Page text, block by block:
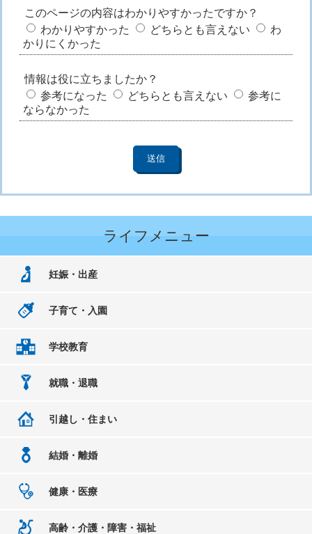
このページの内容はわかりやすかったですか？
わかりやすかった
どちらとも言えない
わ
かりにくかった
情報は役に立ちましたか？
参考になった
どちらとも言えない
参考に
ならなかった
ライフメニュー
妊娠・出産
子育て・入園
学校教育
就職・退職
引越し・住まい
結婚・離婚
健康・医療
高齢・介護・障害・福祉